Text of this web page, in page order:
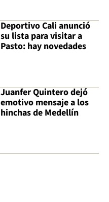
Deportivo Cali anunció
su lista para visitar a
Pasto: hay novedades
Juanfer Quintero dejó
emotivo mensaje a los
hinchas de Medellín